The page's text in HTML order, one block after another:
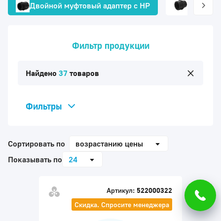
Двойной муфтовый адаптер с НР
Фильтр продукции
Найдено 37 товаров
Фильтры
Адаптеры
Бурт
Заглушка
Заглушка с ВР
Сортировать по
возрастанию цены
Показывать по
24
Артикул: 522000322
Скидка. Спросите менеджера